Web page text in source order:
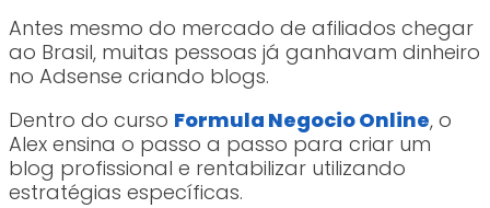
Antes mesmo do mercado de afiliados chegar
ao Brasil, muitas pessoas já ganhavam dinheiro
no Adsense criando blogs.
Dentro do curso Formula Negocio Online, o
Alex ensina o passo a passo para criar um
blog profissional e rentabilizar utilizando
estratégias específicas.